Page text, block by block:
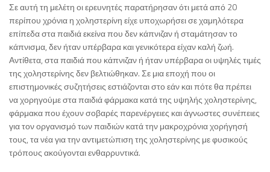
Σε αυτή τη μελέτη οι ερευνητές παρατήρησαν ότι μετά από 20
περίπου χρόνια η χοληστερίνη είχε υποχωρήσει σε χαμηλότερα
επίπεδα στα παιδιά εκείνα που δεν κάπνιζαν ή σταμάτησαν το
κάπνισμα, δεν ήταν υπέρβαρα και γενικότερα είχαν καλή ζωή.
Αντίθετα, στα παιδιά που κάπνιζαν ή ήταν υπέρβαρα οι υψηλές τιμές
της χοληστερίνης δεν βελτιώθηκαν. Σε μια εποχή που οι
επιστημονικές συζητήσεις εστιάζονται στο εάν και πότε θα πρέπει
να χορηγούμε στα παιδιά φάρμακα κατά της υψηλής χοληστερίνης,
φάρμακα που έχουν σοβαρές παρενέργειες και άγνωστες συνέπειες
για τον οργανισμό των παιδιών κατά την μακροχρόνια χορήγησή
τους, τα νέα για την αντιμετώπιση της χοληστερίνης με φυσικούς
τρόπους ακούγονται ενθαρρυντικά.